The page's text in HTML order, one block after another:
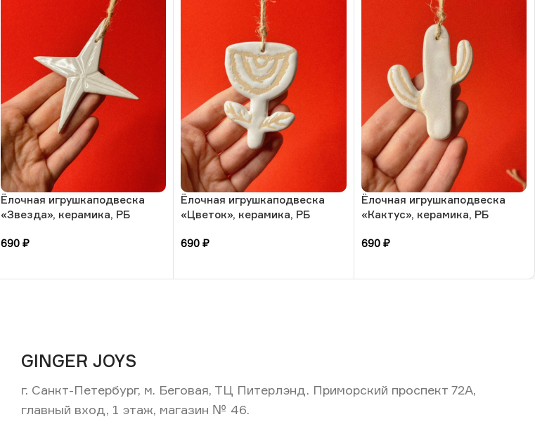
Ёлочная игрушкаподвеска
«Звезда», керамика, РБ
690 ₽
Ёлочная игрушкаподвеска
«Цветок», керамика, РБ
690₽
Ёлочная игрушкаподвеска
«Кактус», керамика, РБ
690 ₽
GINGER JOYS
г. Санкт-Петербург, м. Беговая, ТЦ Питерлэнд. Приморский проспект 72А,
главный вход, 1 этаж, магазин № 46.